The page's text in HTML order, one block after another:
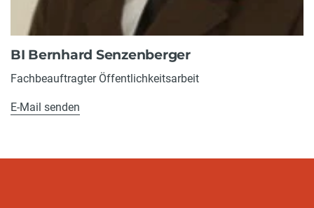
BI Bernhard Senzenberger
Fachbeauftragter Öffentlichkeitsarbeit
E-Mail senden